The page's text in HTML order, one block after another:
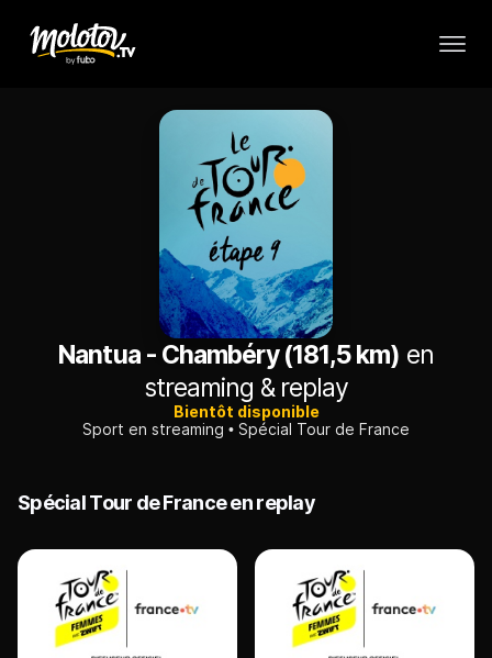
Nantua - Chambéry (181,5 km) en
streaming & replay
Bientôt disponible
Sport en streaming
Spécial Tour de France
Spécial Tour de France en replay